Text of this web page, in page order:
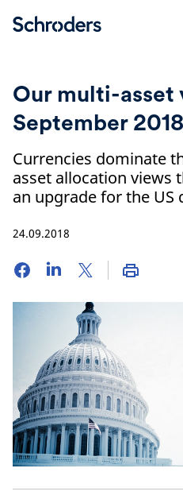
Our multi-asset
September 2018
Currencies dominate
asset allocation views
an upgrade for the US
24.09.2018